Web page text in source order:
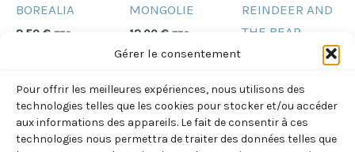
Gérer le consentement
Pour offrir les meilleures expériences, nous utilisons des
technologies telles que les cookies pour stocker et/ou accéder
aux informations des appareils. Le fait de consentir à ces
technologies nous permettra de traiter des données telles que
BOREALIA
2,50 € TTC
au
panier
MONGOLIE
12,00 € TTC
au
panier
REINDEER AND
THE BEAR
SUKYS )
(BILINGUE
ANGLAIS-